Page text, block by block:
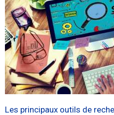
Les principaux outils de